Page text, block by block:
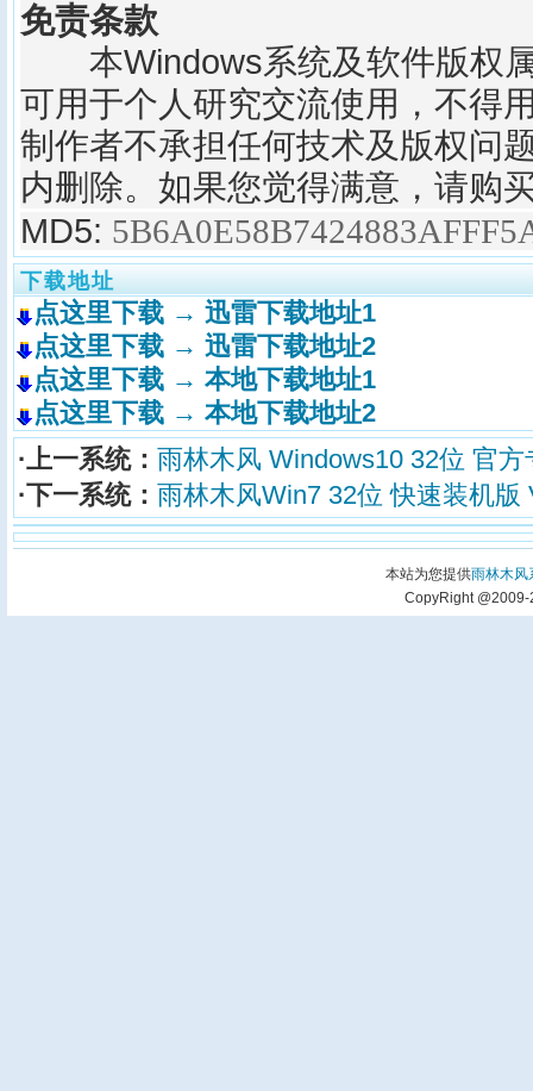
免责条款
本Windows系统及软件版权
可用于个人研究交流使用，不得
制作者不承担任何技术及版权问
内删除。如果您觉得满意，请购
MD5:
下载地址
点这里下载 → 迅雷下载地址1
点这里下载 → 迅雷下载地址2
点这里下载 → 本地下载地址1
点这里下载 → 本地下载地址2
·上一系统： 雨林木风 Windows10 32位 官
·下一系统： 雨林木风Win7 32位 快速装机版
本站为您提供雨林木风
CopyRight